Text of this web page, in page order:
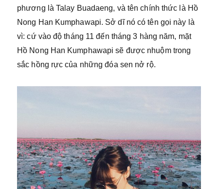
phương là Talay Buadaeng, và tên chính thức là Hồ
Nong Han Kumphawapi. Sở dĩ nó có tên gọi này là
vì: cứ vào độ tháng 11 đến tháng 3 hàng năm, mặt
Hồ Nong Han Kumphawapi sẽ được nhuộm trong
sắc hồng rực của những đóa sen nở rộ.